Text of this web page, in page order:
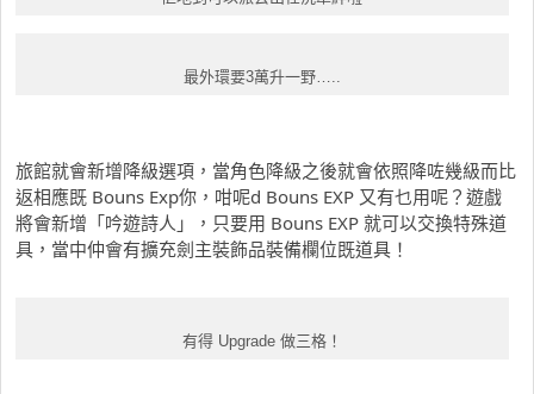
最外環要3萬升一野…..
旅館就會新增降級選項，當角色降級之後就會依照降咗幾級而比
返相應既 Bouns Exp你，咁呢d Bouns EXP 又有乜用呢？遊戲
將會新增「吟遊詩人」，只要用 Bouns EXP 就可以交換特殊道
具，當中仲會有擴充劍主裝飾品裝備欄位既道具！
有得 Upgrade 做三格！